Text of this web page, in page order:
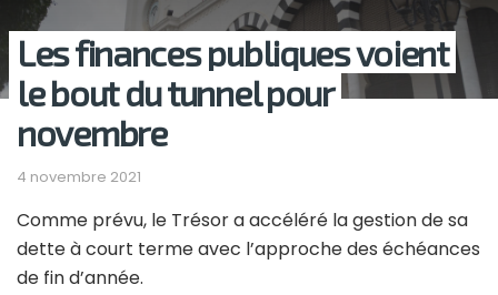
Les finances publiques voient
le bout du tunnel pour
novembre
4 novembre 2021
Comme prévu, le Trésor a accéléré la gestion de sa
dette à court terme avec l’approche des échéances
de fin d’année.